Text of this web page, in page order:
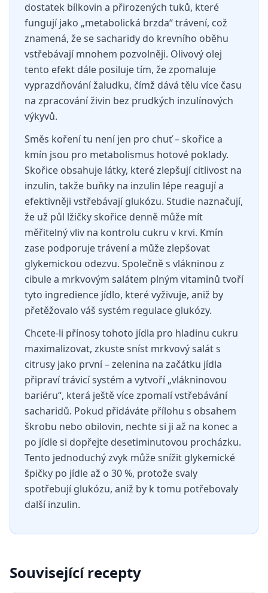
dostatek bílkovin a přirozených tuků, které
fungují jako „metabolická brzda“ trávení, což
znamená, že se sacharidy do krevního oběhu
vstřebávají mnohem pozvolněji. Olivový olej
tento efekt dále posiluje tím, že zpomaluje
vyprazdňování žaludku, čímž dává tělu více času
na zpracování živin bez prudkých inzulínových
výkyvů.
Směs koření tu není jen pro chuť – skořice a
kmín jsou pro metabolismus hotové poklady.
Skořice obsahuje látky, které zlepšují citlivost na
inzulin, takže buňky na inzulin lépe reagují a
efektivněji vstřebávají glukózu. Studie naznačují,
že už půl lžičky skořice denně může mít
měřitelný vliv na kontrolu cukru v krvi. Kmín
zase podporuje trávení a může zlepšovat
glykemickou odezvu. Společně s vlákninou z
cibule a mrkvovým salátem plným vitaminů tvoří
tyto ingredience jídlo, které vyživuje, aniž by
přetěžovalo váš systém regulace glukózy.
Chcete-li přínosy tohoto jídla pro hladinu cukru
maximalizovat, zkuste sníst mrkvový salát s
citrusy jako první – zelenina na začátku jídla
připraví trávicí systém a vytvoří „vlákninovou
bariéru“, která ještě více zpomalí vstřebávání
sacharidů. Pokud přidáváte přílohu s obsahem
škrobu nebo obilovin, nechte si ji až na konec a
po jídle si dopřejte desetiminutovou procházku.
Tento jednoduchý zvyk může snížit glykemické
špičky po jídle až o 30 %, protože svaly
spotřebují glukózu, aniž by k tomu potřebovaly
další inzulin.
Související recepty